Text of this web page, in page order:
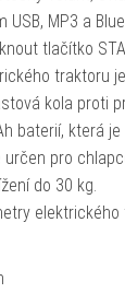
USB, MP3 a
tlačítko
traktoru
kola proti
baterií, která
určen pro
do 30 kg.
elektrického